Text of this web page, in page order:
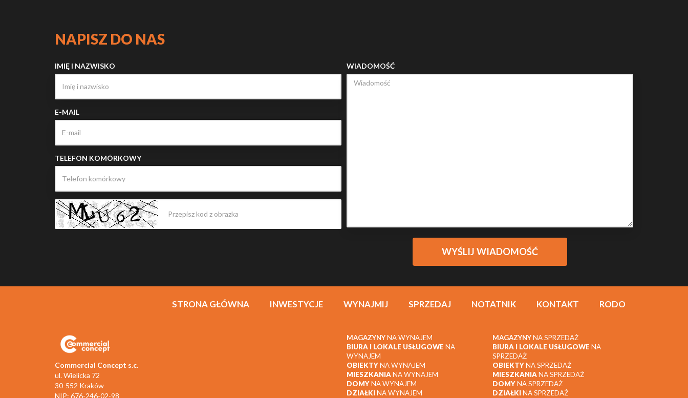
NAPISZ DO NAS
IMIĘ I NAZWISKO
E-MAIL
TELEFON KOMÓRKOWY
WIADOMOŚĆ
STRONA GŁÓWNA INWESTYCJE WYNAJMIJ SPRZEDAJ NOTATNIK KONTAKT RODO
Commercial Concept s.c.
ul. Wielicka 72
30-552 Kraków
NIP: 676-246-02-98
MAGAZYNYNA WYNAJEM
BIURA I LOKALE USŁUGOWE NA
WYNAJEM
OBIEKTYNA WYNAJEM
MIESZKANIANA WYNAJEM
DOMYNA WYNAJEM
DZIAŁKINA WYNAJEM
MAGAZYNYNA SPRZEDAŻ
BIURA I LOKALE USŁUGOWE NA
SPRZEDAŻ
OBIEKTYNA SPRZEDAŻ
MIESZKANIANA SPRZEDAŻ
DOMYNA SPRZEDAŻ
DZIAŁKINA SPRZEDAŻ